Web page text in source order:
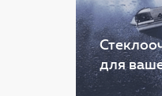
для